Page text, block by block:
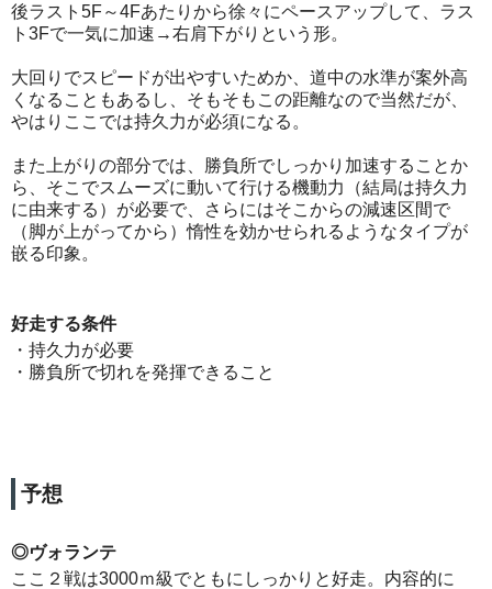
後ラスト5F～4Fあたりから徐々にペースアップして、ラス
ト3Fで一気に加速→右肩下がりという形。
大回りでスピードが出やすいためか、道中の水準が案外高
くなることもあるし、そもそもこの距離なので当然だが、
やはりここでは持久力が必須になる。
また上がりの部分では、勝負所でしっかり加速することか
ら、そこでスムーズに動いて行ける機動力（結局は持久力
に由来する）が必要で、さらにはそこからの減速区間で
（脚が上がってから）惰性を効かせられるようなタイプが
嵌る印象。
好走する条件
・持久力が必要
・勝負所で切れを発揮できること
予想
◎ヴォランテ
ここ２戦は3000ｍ級でともにしっかりと好走。内容的に